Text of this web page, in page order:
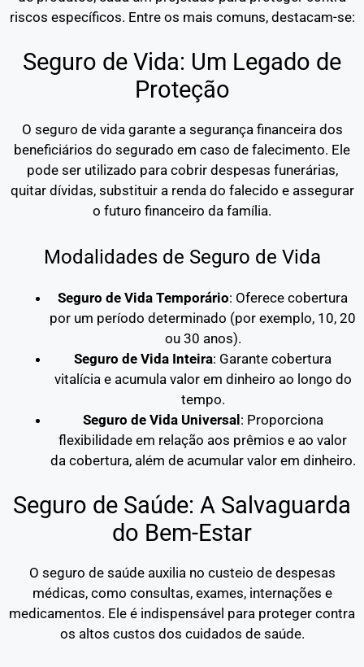
riscos específicos. Entre os mais comuns, destacam-se:
Seguro de Vida: Um Legado de
Proteção
O seguro de vida garante a segurança financeira dos
beneficiários do segurado em caso de falecimento. Ele
pode ser utilizado para cobrir despesas funerárias,
quitar dívidas, substituir a renda do falecido e assegurar
o futuro financeiro da família.
Modalidades de Seguro de Vida
Seguro de Vida Temporário: Oferece cobertura
por um período determinado (por exemplo, 10, 20
ou 30 anos).
Seguro de Vida Inteira: Garante cobertura
vitalícia e acumula valor em dinheiro ao longo do
tempo.
Seguro de Vida Universal: Proporciona
flexibilidade em relação aos prêmios e ao valor
da cobertura, além de acumular valor em dinheiro.
Seguro de Saúde: A Salvaguarda
do Bem-Estar
O seguro de saúde auxilia no custeio de despesas
médicas, como consultas, exames, internações e
medicamentos. Ele é indispensável para proteger contra
os altos custos dos cuidados de saúde.